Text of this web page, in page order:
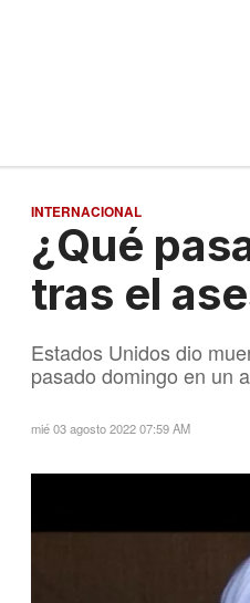
INTERNACIONAL
¿Qué
tras el
Estados Unidos dio
pasado domingo en un
mié 03 agosto 2022 07:59 AM